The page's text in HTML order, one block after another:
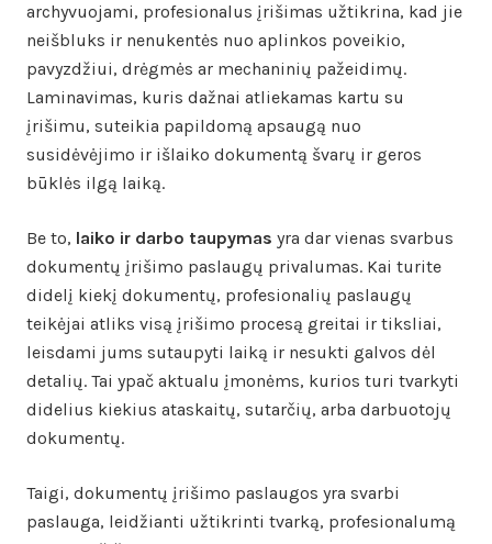
archyvuojami, profesionalus įrišimas užtikrina, kad jie
neišbluks ir nenukentės nuo aplinkos poveikio,
pavyzdžiui, drėgmės ar mechaninių pažeidimų.
Laminavimas, kuris dažnai atliekamas kartu su
įrišimu, suteikia papildomą apsaugą nuo
susidėvėjimo ir išlaiko dokumentą švarų ir geros
būklės ilgą laiką.
Be to, laiko ir darbo taupymas yra dar vienas svarbus
dokumentų įrišimo paslaugų privalumas. Kai turite
didelį kiekį dokumentų, profesionalių paslaugų
teikėjai atliks visą įrišimo procesą greitai ir tiksliai,
leisdami jums sutaupyti laiką ir nesukti galvos dėl
detalių. Tai ypač aktualu įmonėms, kurios turi tvarkyti
didelius kiekius ataskaitų, sutarčių, arba darbuotojų
dokumentų.
Taigi, dokumentų įrišimo paslaugos yra svarbi
paslauga, leidžianti užtikrinti tvarką, profesionalumą